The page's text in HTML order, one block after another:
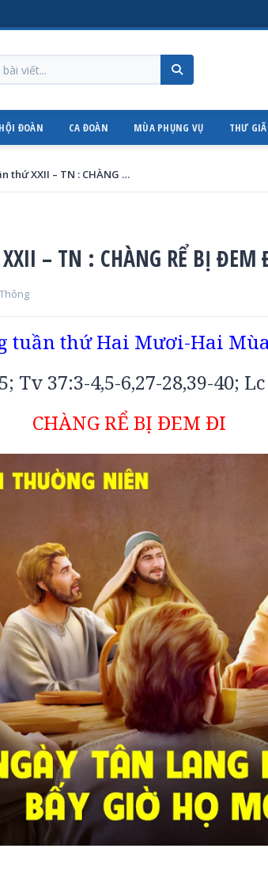
ĐOÀN CA ĐOÀN MÙA PHỤNG VỤ THƯ
Thứ Sáu trong tuần thứ XXII – TN : CHÀNG RỂ BỊ ĐEM ĐI
– TN : CHÀNG RỂ BỊ ĐEM
tuần thứ Hai Mươi-Hai
Tv 37:3-4,5-6,27-28,39-40;
CHÀNG RỂ BỊ ĐEM ĐI